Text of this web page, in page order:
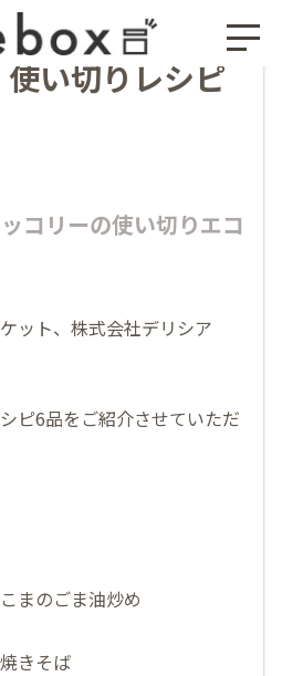
い切りレシピ
コリーの使い切りエコ
ット、株式会社デリシア
ピ6品をご紹介させていただ
まのごま油炒め
きそば